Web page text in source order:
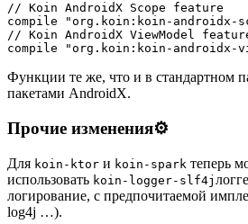
// Koin AndroidX Scope feature
compile "org.koin:koin-androidx-
// Koin AndroidX ViewModel
compile "org.koin:koin-androidx-
Функции те же, что и в стандартном
пакетами AndroidX.
Прочие изменения⚙️
Для koin-ktor и koin-spark теперь
использовать koin-logger-slf4j
логирование, с предпочитаемой
log4j …).